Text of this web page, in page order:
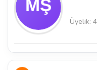
Üyelik: